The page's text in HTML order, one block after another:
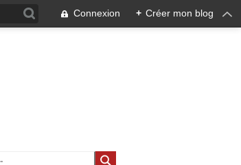
Connexion + Créer mon blog